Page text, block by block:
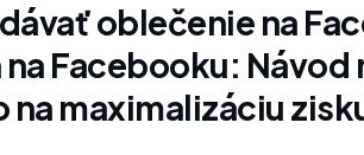
oblečenie na
Facebooku: Návod
na maximalizáciu